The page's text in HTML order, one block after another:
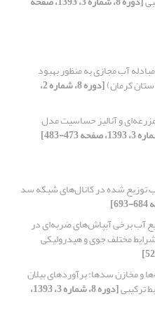
مبادله آب مجازی به منظور بهبود
کرمان) [دوره 8، شماره 2،
مزرعه‌ای و آنالیز حساسیت مدل
توزیع شده در کانال‌های شبکه سد
آب برخی آبپاش‌های ضربه‌ای در
مختلف جوی و هیدرولیکی
و مخازن سدها: برآوردهای بیلان
ترکیبی [دوره 8، شماره 3، 1393،